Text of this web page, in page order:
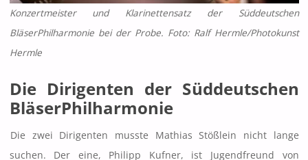
Konzertmeister und Klarinettensatz der Süddeutschen
BläserPhilharmonie bei der Probe. Foto: Ralf Hermle/Photokunst
Hermle
Die Dirigenten der Süddeutschen
BläserPhilharmonie
Die zwei Dirigenten musste Mathias Stößlein nicht lange
suchen. Der eine, Philipp Kufner, ist Jugendfreund von